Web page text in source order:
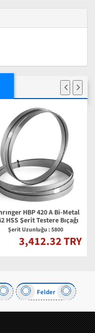
HBP 420 A Bi-Metal
HSS Şerit Testere Bıçağı
Şerit Uzunluğu : 5800
3,412.32 TRY
Felder